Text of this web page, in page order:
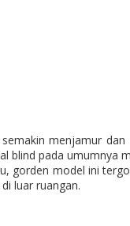
menjamur
blind pada
gorden model ini
luar ruangan.